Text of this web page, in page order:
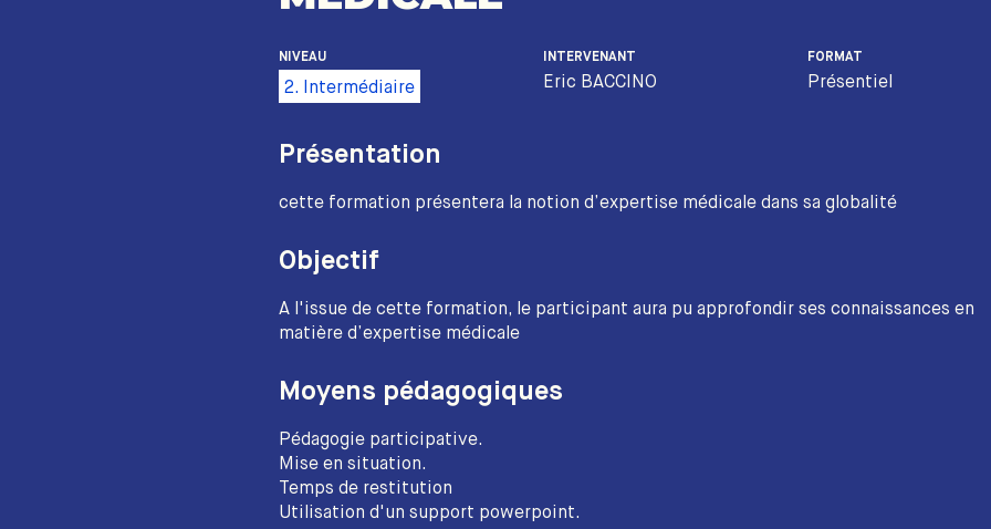
NIVEAU
2. Intermédiaire
INTERVENANT
Eric BACCINO
FORMAT
Présentiel
Présentation
cette formation présentera la notion d’expertise médicale dans sa globalité
Objectif
A l'issue de cette formation, le participant aura pu approfondir ses connaissances en
matière d’expertise médicale
Moyens pédagogiques
Pédagogie participative.
Mise en situation.
Temps de restitution
Utilisation d'un support powerpoint.